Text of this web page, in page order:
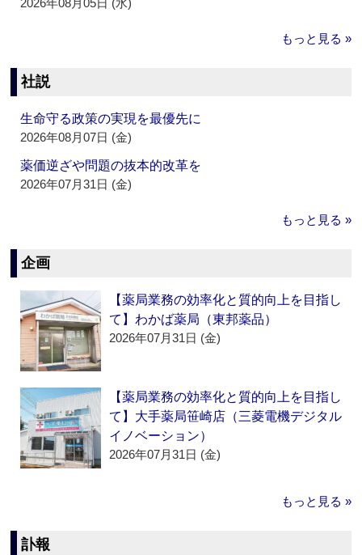
2026年08月05日 (水)
もっと見る »
社説
生命守る政策の実現を最優先に
2026年08月07日 (金)
薬価逆ざや問題の抜本的改革を
2026年07月31日 (金)
もっと見る »
企画
【薬局業務の効率化と質的向上を目指し
て】わかば薬局（東邦薬品）
2026年07月31日 (金)
【薬局業務の効率化と質的向上を目指し
て】大手薬局笹崎店（三菱電機デジタル
イノベーション）
2026年07月31日 (金)
もっと見る »
訃報